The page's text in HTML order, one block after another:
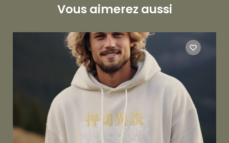
Vous aimerez aussi